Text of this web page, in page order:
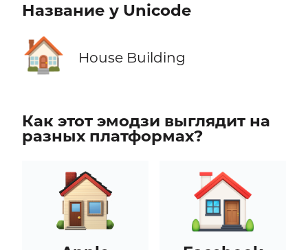
Название у Unicode
🏠 House Building
Как этот эмодзи выглядит на
разных платформах?